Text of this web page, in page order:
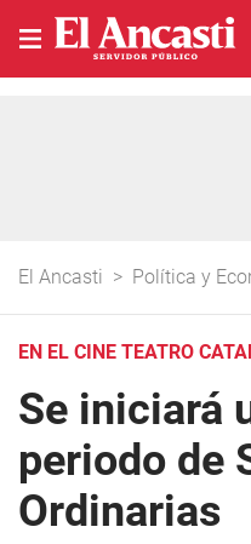
El Ancasti > Política y
EN EL CINE TEATRO
Se iniciará
periodo de
Ordinarias